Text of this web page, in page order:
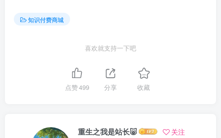
知识付费商城
喜欢就支持一下吧
点赞499 分享 收藏
重生之我是站长🐷 关注